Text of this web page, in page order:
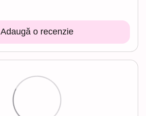
Adaugă o recenzie